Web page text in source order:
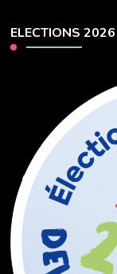
ELECTIONS 2026